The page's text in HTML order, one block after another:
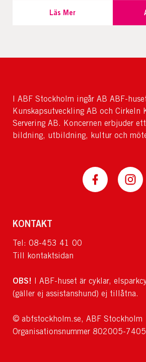
Läs Mer
I ABF Stockholm ingår AB ABF-
Kunskapsutveckling AB och Cirkeln
Servering AB. Koncernen erbjuder
bildning, utbildning, kultur och
KONTAKT
Tel: 08-453 41 00
Till kontaktsidan
OBS! I ABF-huset är cyklar,
(gäller ej assistanshund) ej tillåtna.
© abfstockholm.se, ABF Stockholm
Organisationsnummer 802005-7405